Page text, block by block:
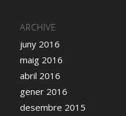
ARCHIVE
juny 2016
maig 2016
abril 2016
gener 2016
desembre 2015